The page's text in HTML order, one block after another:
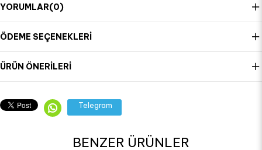
YORUMLAR(0)
ÖDEME SEÇENEKLERI
ÜRÜN ÖNERILERI
Telegram
BENZER ÜRÜNLER